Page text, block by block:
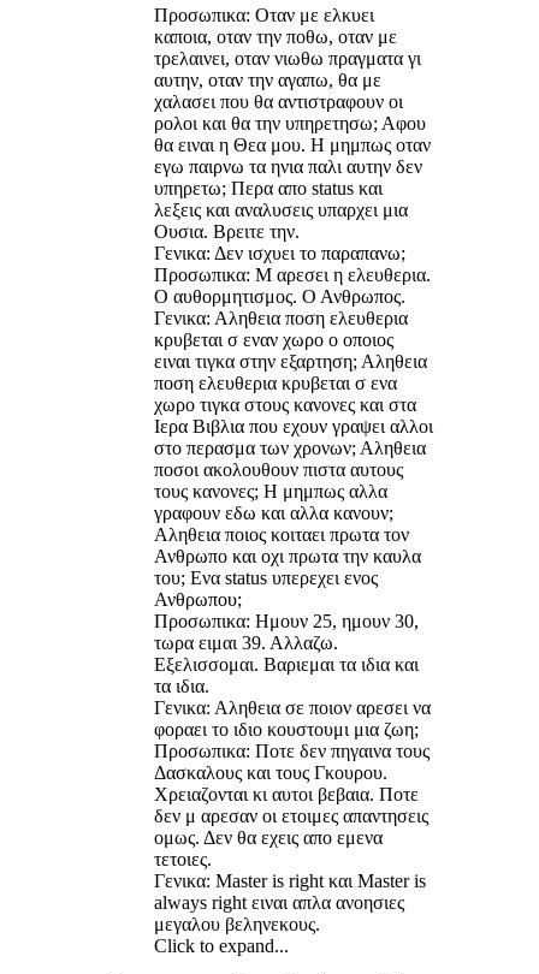
Προσωπικα: Οταν με ελκυει
καποια, οταν την ποθω, οταν με
τρελαινει, οταν νιωθω πραγματα γι
αυτην, οταν την αγαπω, θα με
χαλασει που θα αντιστραφουν οι
ρολοι και θα την υπηρετησω; Αφου
θα ειναι η Θεα μου. Η μημπως οταν
εγω παιρνω τα ηνια παλι αυτην δεν
υπηρετω; Περα απο status και
λεξεις και αναλυσεις υπαρχει μια
Ουσια. Βρειτε την.
Γενικα: Δεν ισχυει το παραπανω;
Προσωπικα: Μ αρεσει η ελευθερια.
Ο αυθορμητισμος. Ο Ανθρωπος.
Γενικα: Αληθεια ποση ελευθερια
κρυβεται σ εναν χωρο ο οποιος
ειναι τιγκα στην εξαρτηση; Αληθεια
ποση ελευθερια κρυβεται σ ενα
χωρο τιγκα στους κανονες και στα
Ιερα Βιβλια που εχουν γραψει αλλοι
στο περασμα των χρονων; Αληθεια
ποσοι ακολουθουν πιστα αυτους
τους κανονες; Η μημπως αλλα
γραφουν εδω και αλλα κανουν;
Αληθεια ποιος κοιταει πρωτα τον
Ανθρωπο και οχι πρωτα την καυλα
του; Ενα status υπερεχει ενος
Ανθρωπου;
Προσωπικα: Ημουν 25, ημουν 30,
τωρα ειμαι 39. Αλλαζω.
Εξελισσομαι. Βαριεμαι τα ιδια και
τα ιδια.
Γενικα: Αληθεια σε ποιον αρεσει να
φοραει το ιδιο κουστουμι μια ζωη;
Προσωπικα: Ποτε δεν πηγαινα τους
Δασκαλους και τους Γκουρου.
Χρειαζονται κι αυτοι βεβαια. Ποτε
δεν μ αρεσαν οι ετοιμες απαντησεις
ομως. Δεν θα εχεις απο εμενα
τετοιες.
Γενικα: Μaster is right και Μaster is
always right ειναι απλα ανοησιες
μεγαλου βεληνεκους.
Click to expand...